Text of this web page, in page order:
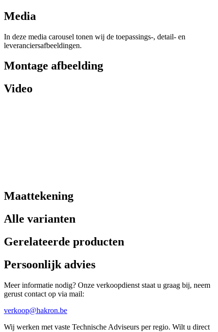
Media
In deze media carousel tonen wij de toepassings-, detail- en
leveranciersafbeeldingen.
Montage afbeelding
Video
Maattekening
Alle varianten
Gerelateerde producten
Persoonlijk advies
Meer informatie nodig? Onze verkoopdienst staat u graag bij, neem
gerust contact op via mail:
verkoop@hakron.be
Wij werken met vaste Technische Adviseurs per regio. Wilt u direct